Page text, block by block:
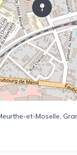
et-Moselle,